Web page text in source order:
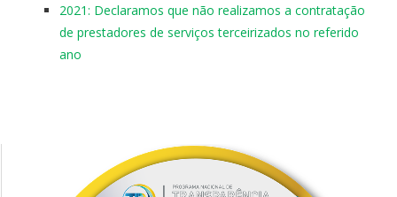
2021: Declaramos que não realizamos a contratação
de prestadores de serviços terceirizados no referido
ano